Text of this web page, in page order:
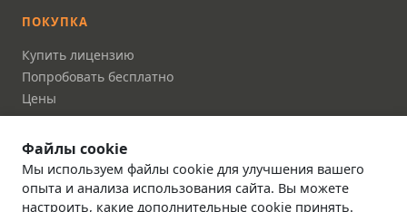
Файлы cookie
Мы используем файлы cookie для улучшения вашего
опыта и анализа использования сайта. Вы можете
настроить, какие дополнительные cookie принять.
ПОКУПКА
Купить лицензию
Попробовать бесплатно
Цены
FAQ
ДОКУМЕНТАЦИЯ
Документация